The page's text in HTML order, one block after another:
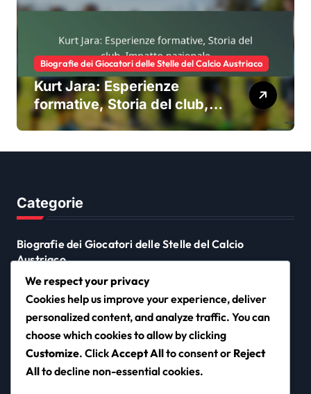
Biografie dei Giocatori delle Stelle del Calcio Austriaco
Kurt Jara: Esperienze
formative, Storia del club,
Impatto nazionale
Categorie
Biografie dei Giocatori delle Stelle del Calcio
Austriaco
Punti salienti della carriera dei calciatori austriaci
Risultati Internazionali dei Calciatori Austriaci
squeezr.it
We respect your privacy
Cookies help us improve your experience, deliver
personalized content, and analyze traffic. You can
choose which cookies to allow by clicking
Customize. ClickAccept Allto consent or Reject
Allto decline non-essential cookies.